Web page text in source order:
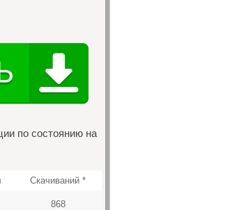
по состоянию на
Скачиваний *
868